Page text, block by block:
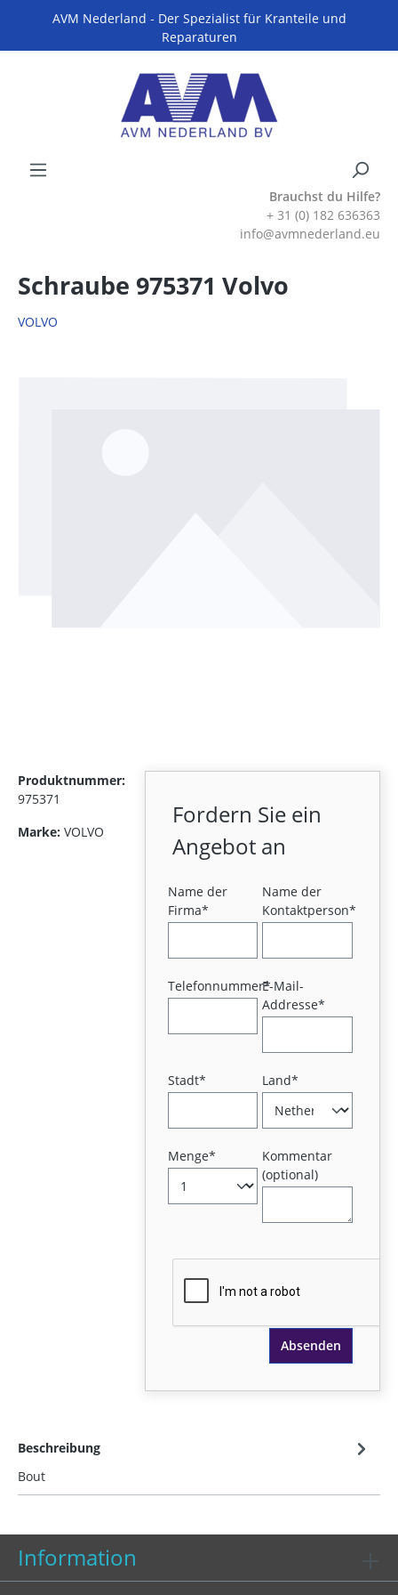
AVM Nederland - Der Spezialist für Kranteile und
Reparaturen
Brauchst du Hilfe?
+ 31 (0) 182 636363
info@avmnederland.eu
Schraube 975371 Volvo
VOLVO
Produktnummer:
975371
Marke: VOLVO
Fordern Sie ein
Angebot an
Name der
Firma*
Name der
Kontaktperson*
Telefonnummer*E-Mail-
Addresse*
Stadt* Land*
Menge*
Kommentar
(optional)
Absenden
Beschreibung
Bout
Information